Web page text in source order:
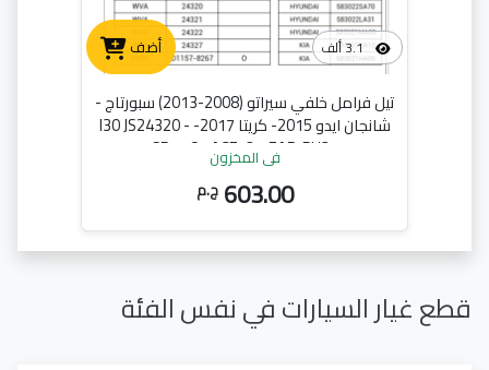
أضف 3.1 ألف
تيل فرامل خلفي سيراتو (2008-2013) سبورتاج -
شانجان ايدو 2015- كريتا 2017- I30 JS24320 -
SP 1187 ACE-Q - EAP-PH31
في المخزون
603.00 ج.م
قطع غيار السيارات في نفس الفئة